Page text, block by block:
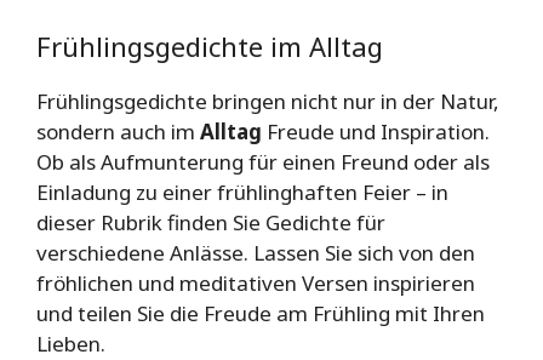
Frühlingsgedichte im Alltag
Frühlingsgedichte bringen nicht nur in der Natur,
sondern auch im Alltag Freude und Inspiration.
Ob als Aufmunterung für einen Freund oder als
Einladung zu einer frühlinghaften Feier – in
dieser Rubrik finden Sie Gedichte für
verschiedene Anlässe. Lassen Sie sich von den
fröhlichen und meditativen Versen inspirieren
und teilen Sie die Freude am Frühling mit Ihren
Lieben.